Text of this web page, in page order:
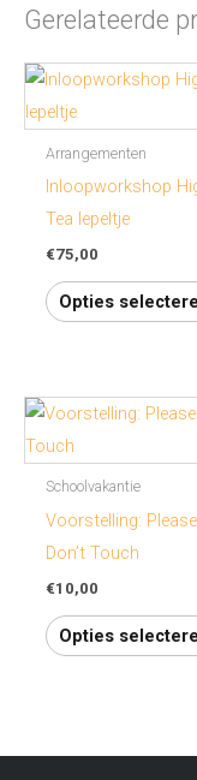
Gerelateerde
Arrangementen
Inloopworkshop
Tea lepeltje
€75,00
Opties
Schoolvakantie
Voorstelling: Please
Don’t Touch
€10,00
Opties